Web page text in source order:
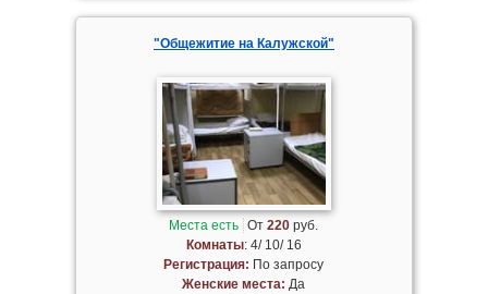
"Общежитие на Калужской"
Места есть От220 руб.
Комнаты: 4/ 10/ 16
Регистрация: По запросу
Женские места: Да